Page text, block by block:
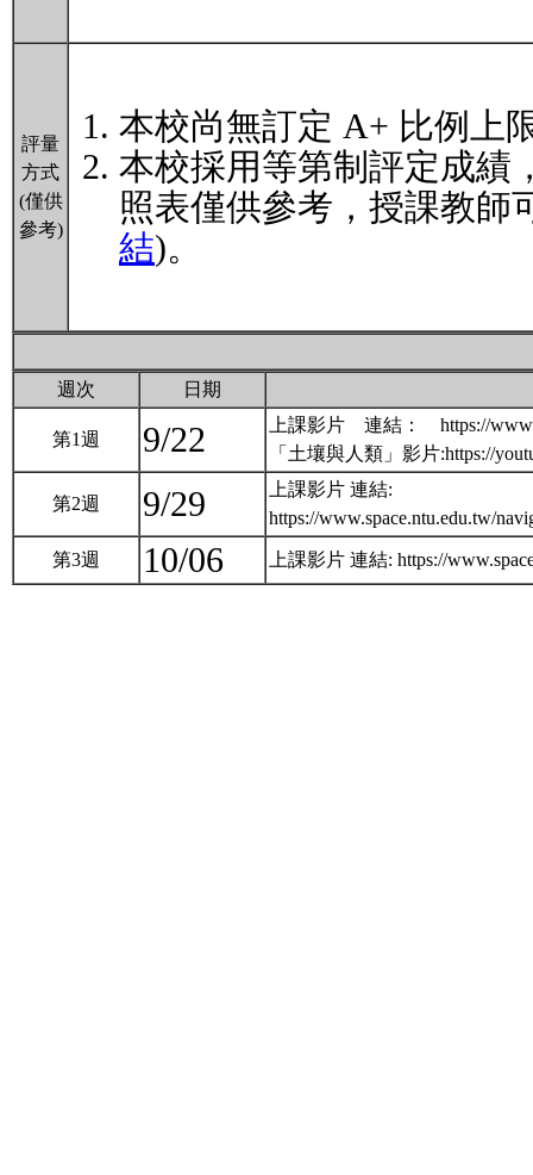
評量
方式
(僅供
參考)
本校尚無訂定 A+ 比例上
本校採用等第制評定成績
照表僅供參考，授課教師
結)。
週次 日期
第1週 9/22
上課影片 連結： https://
「土壤與人類」影片:https://
第2週 9/29
上課影片 連結:
https://www.space.ntu.edu.tw/
第3週 10/06 上課影片 連結: https://